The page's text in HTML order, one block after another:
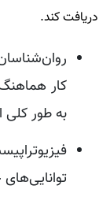
دریافت کند.
کار
به طور کلی